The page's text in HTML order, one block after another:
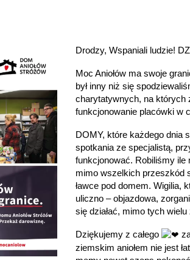
Drodzy, Wspaniali ludzie!
Moc Aniołów ma swoje
był inny niż się
charytatywnych, na których
funkcjonowanie placówki w
DOMY, które każdego dnia
spotkania ze specjalistą,
funkcjonować. Robiliśmy ile
mimo wszelkich przeszkód
ławce pod domem. Wigilia,
uliczno – objazdowa,
się działać, mimo tych
Dziękujemy z całego
ziemskim aniołem nie jest